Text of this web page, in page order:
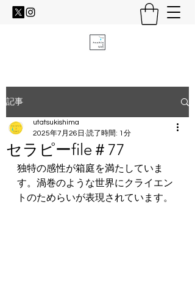
記事
セラピーfile＃77
utatsukishima
2025年7月26日 読了時間: 1分
独特の感性が箱庭を満たしていま
す。渦巻のような世界にクライエン
トのためらいが表現されています。